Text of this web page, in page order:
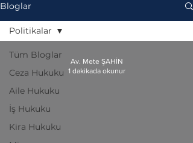
Bloglar
Tüm Bloglar
Ceza Hukuku
Aile Hukuku
İş Hukuku
Kira Hukuku
Politikalar
Av. Mete ŞAHİN
1 dakikada okunur